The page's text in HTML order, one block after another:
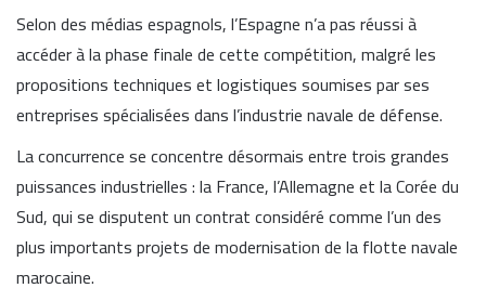
Selon des médias espagnols, l’Espagne n’a pas réussi à
accéder à la phase finale de cette compétition, malgré les
propositions techniques et logistiques soumises par ses
entreprises spécialisées dans l’industrie navale de défense.
La concurrence se concentre désormais entre trois grandes
puissances industrielles : la France, l’Allemagne et la Corée du
Sud, qui se disputent un contrat considéré comme l’un des
plus importants projets de modernisation de la flotte navale
marocaine.